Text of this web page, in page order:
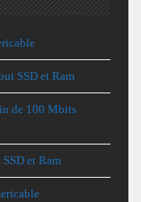
SSD et Ram
de 100 Mbits
et Ram